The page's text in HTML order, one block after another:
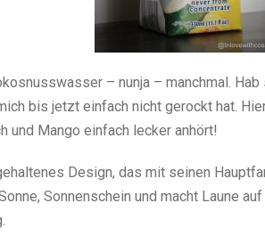
– nunja – manchmal.
bis jetzt einfach nicht gerockt hat.
und Mango einfach lecker anhört!
Design, das mit seinen
Sonnenschein und macht Laune